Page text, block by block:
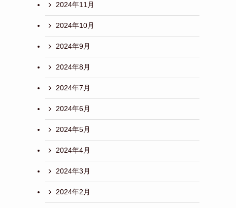
2024年11月
2024年10月
2024年9月
2024年8月
2024年7月
2024年6月
2024年5月
2024年4月
2024年3月
2024年2月